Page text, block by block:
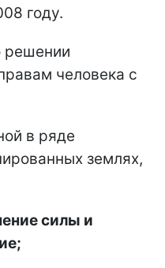
году.
решении
человека с
в ряде
землях,
силы и